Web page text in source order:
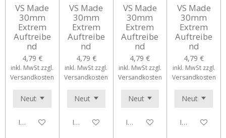
VS Made
30mm
Extrem
Auftreibe
nd
4,79 €
inkl. MwSt zzgl.
Versandkosten
In den Warenkorb
VS Made
30mm
Extrem
Auftreibe
nd
4,79 €
inkl. MwSt zzgl.
Versandkosten
In den Warenkorb
VS Made
30mm
Extrem
Auftreibe
nd
4,79 €
inkl. MwSt zzgl.
Versandkosten
In den Warenkorb
VS Made
30mm
Extrem
Auftreibe
nd
4,79 €
inkl. MwSt zzgl.
Versandkosten
In den